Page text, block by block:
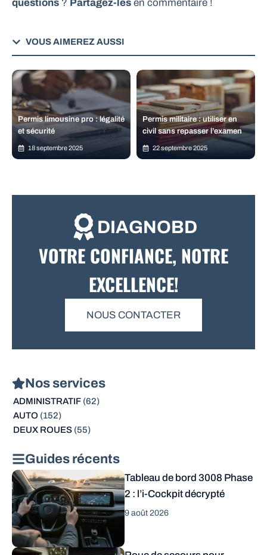
questions ? Partagez-les en commentaire !
VOUS AIMEREZ AUSSI
Permis limousine pro : légalité
et sécurité
18 septembre 2025
Permis militaire : utiliser en
civil sans repasser l’examen
22 septembre 2025
DIAGNOBD
VOTRE CONFIANCE, NOTRE
EXCELLENCE!
NOUS CONTACTER
Nos services
ADMINISTRATIF(62)
AUTO (152)
DEUX ROUES(55)
Guides récents
Tableau de bord 3008 Phase
2 : l’i-Cockpit décrypté
9 août 2026